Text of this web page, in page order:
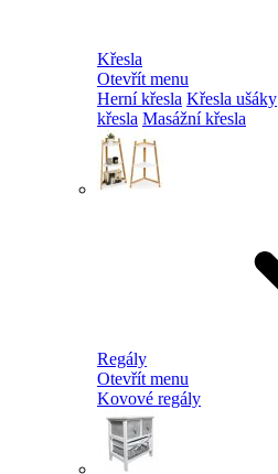
Křesla
Otevřít menu
Herní křesla Křesla ušáky
křesla Masážní křesla
Regály
Otevřít menu
Kovové regály